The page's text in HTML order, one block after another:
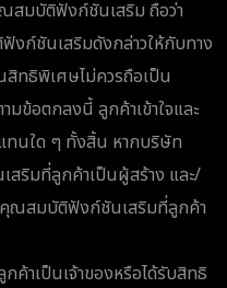
ณสมบัติฟังก์ชันเสริม ถือว่า
ก์ชันเสริมดังกล่าวให้กับทาง
ทธิพิเศษไม่ควรถือเป็น
มข้อตกลงนี้ ลูกค้าเข้าใจและ
ทนใด ๆ ทั้งสิ้น หากบริษัท
ริมที่ลูกค้าเป็นผู้สร้าง และ/
ณสมบัติฟังก์ชันเสริมที่ลูกค้า
ค้าเป็นเจ้าของหรือได้รับสิทธิ